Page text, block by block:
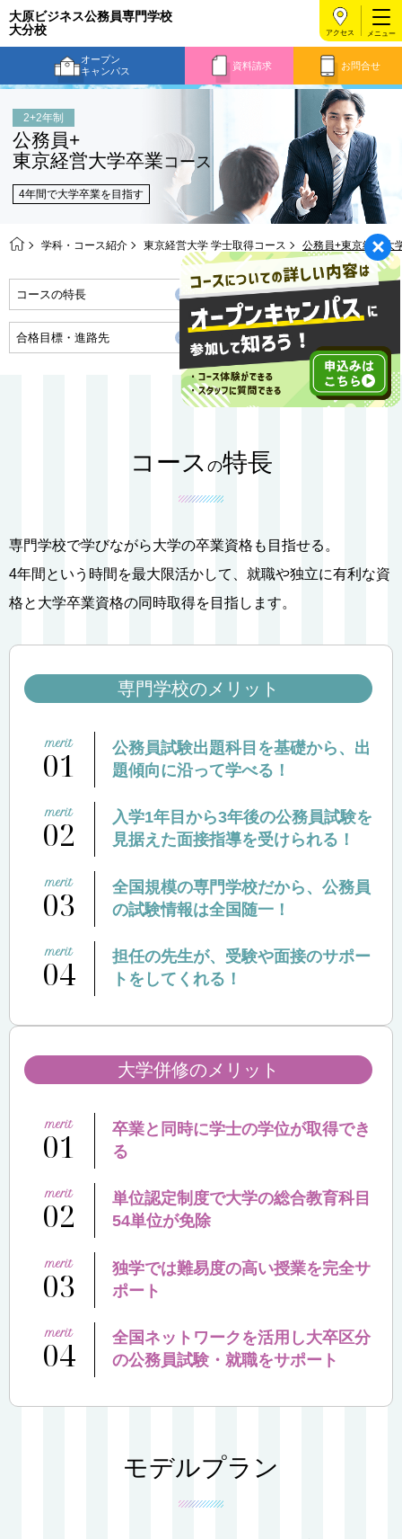
大原ビジネス公務員専門学校
大分校
オープン
キャンパス
資料請求 お問合せ
アクセス
2+2年制
公務員+
東京経営大学卒業コース
4年間で大学卒業を目指す
学科・コース紹介 東京経営大学 学士取得コース 公務員+東京経営大
コースの特長 モデルプラン
合格目標・進路先 卒業までの流れ
コース の特長
専門学校で学びながら大学の卒業資格も目指せる。
4年間という時間を最大限活かして、就職や独立に有利な資
格と大学卒業資格の同時取得を目指します。
専門学校のメリット
01
公務員試験出題科目を基礎から、出
題傾向に沿って学べる！
02
入学1年目から3年後の公務員試験を
見据えた面接指導を受けられる！
03
全国規模の専門学校だから、公務員
の試験情報は全国随一！
04
担任の先生が、受験や面接のサポー
トをしてくれる！
大学併修のメリット
01
卒業と同時に学士の学位が取得でき
る
02
単位認定制度で大学の総合教育科目
54単位が免除
03
独学では難易度の高い授業を完全サ
ポート
04
全国ネットワークを活用し大卒区分
の公務員試験・就職をサポート
モデルプラン